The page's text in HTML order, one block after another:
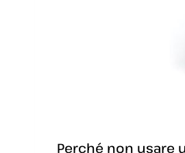
Perché non usare